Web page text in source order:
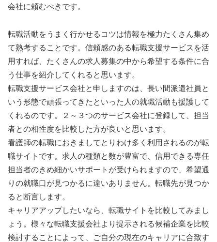
会社に頼むべきです。
転職活動をうまく行かせるコツは情報を極力たくさん集め
て熟考することです。信頼感のある転職支援サービスを活
用すれば、たくさんの求人募集の中から希望する条件に合
う仕事を紹介してくれると思います。
転職支援サービス会社と申しますのは、長い間派遣社員と
いう形態で頑張ってきたといった人の就職活動も援護して
くれるのです。２～３つのサービス会社に登録して、担当
者との相性度を比較した方が良いと思います。
看護師の転職におきましてとりわけ多く利用されるのが転
職サイトです。求人の種類と数が豊富で、信用できる専任
担当者のきめ細かいサポートが受けられますので、希望通
りの就職口が見つかるに違いありません。転職先が見つか
ると断言します。
キャリアアップしたいなら、転職サイトを比較してみまし
ょう。様々な転職支援会社より提示される候補企業を比較
検討することによって、ご自分の現在のキャリアに合致す